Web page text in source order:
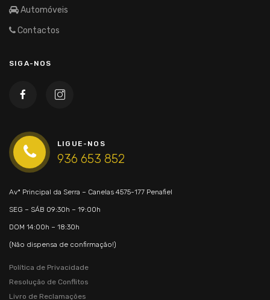
Automóveis
Contactos
SIGA-NOS
LIGUE-NOS
936 653 852
Avª Principal da Serra – Canelas 4575-177 Penafiel
SEG – SÁB 09:30h – 19:00h
DOM 14:00h – 18:30h
(Não dispensa de confirmação!)
Política de Privacidade
Resolução de Conflitos
Livro de Reclamações